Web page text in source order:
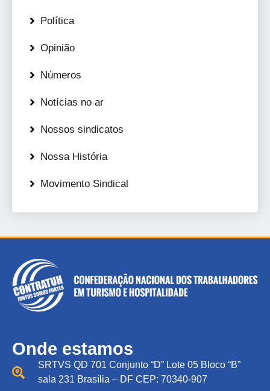
Política
Opinião
Números
Notícias no ar
Nossos sindicatos
Nossa História
Movimento Sindical
Onde estamos
SRTVS QD 701 Conjunto “D” Lote 05 Bloco “B”
sala 231 Brasília – DF CEP: 70340-907